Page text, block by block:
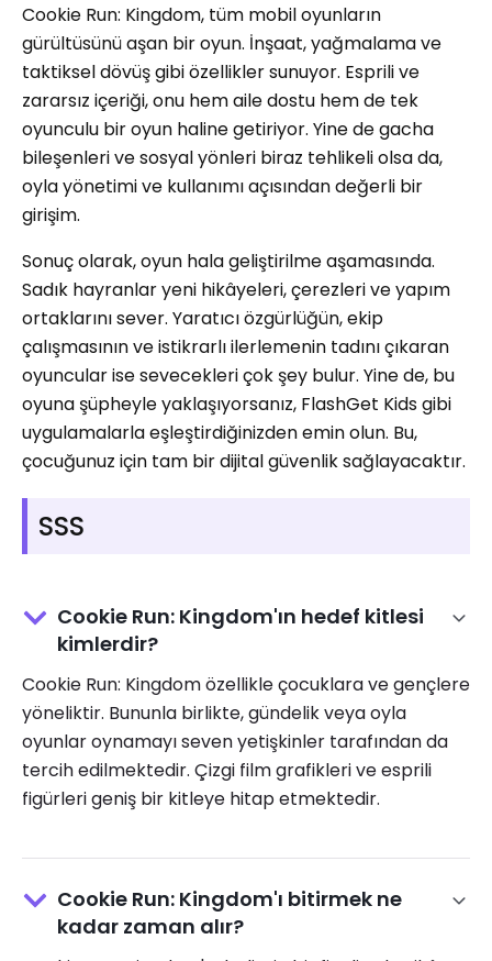
Cookie Run: Kingdom, tüm mobil oyunların
gürültüsünü aşan bir oyun. İnşaat, yağmalama ve
taktiksel dövüş gibi özellikler sunuyor. Esprili ve
zararsız içeriği, onu hem aile dostu hem de tek
oyunculu bir oyun haline getiriyor. Yine de gacha
bileşenleri ve sosyal yönleri biraz tehlikeli olsa da,
oyla yönetimi ve kullanımı açısından değerli bir
girişim.
Sonuç olarak, oyun hala geliştirilme aşamasında.
Sadık hayranlar yeni hikâyeleri, çerezleri ve yapım
ortaklarını sever. Yaratıcı özgürlüğün, ekip
çalışmasının ve istikrarlı ilerlemenin tadını çıkaran
oyuncular ise sevecekleri çok şey bulur. Yine de, bu
oyuna şüpheyle yaklaşıyorsanız, FlashGet Kids gibi
uygulamalarla eşleştirdiğinizden emin olun. Bu,
çocuğunuz için tam bir dijital güvenlik sağlayacaktır.
SSS
Cookie Run: Kingdom'ın hedef kitlesi
kimlerdir?
Cookie Run: Kingdom özellikle çocuklara ve gençlere
yöneliktir. Bununla birlikte, gündelik veya oyla
oyunlar oynamayı seven yetişkinler tarafından da
tercih edilmektedir. Çizgi film grafikleri ve esprili
figürleri geniş bir kitleye hitap etmektedir.
Cookie Run: Kingdom'ı bitirmek ne
kadar zaman alır?